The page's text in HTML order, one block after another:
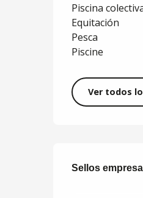
Piscina
Equitación
Pesca
Piscine
Ver todos
Sellos
Sellos